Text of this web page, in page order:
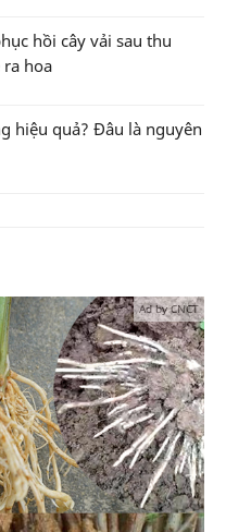
hồi cây vải sau thu
ra hoa
hiệu quả? Đâu là nguyên
Ad by CNCT